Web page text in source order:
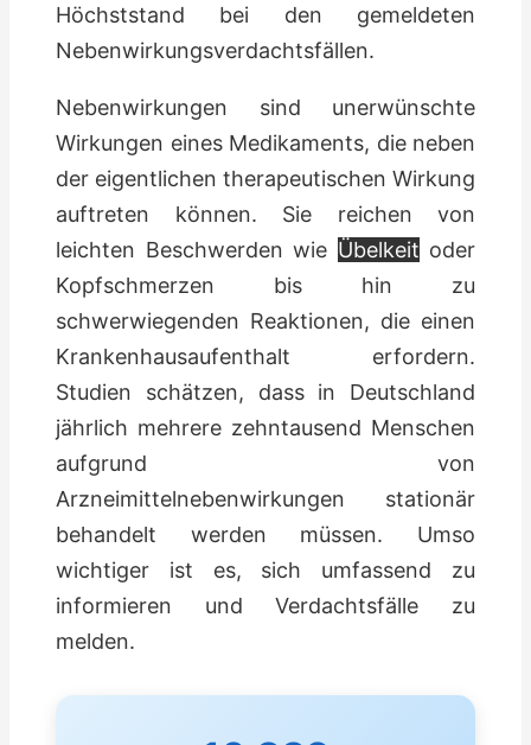
Höchststand bei den gemeldeten
Nebenwirkungsverdachtsfällen.
Nebenwirkungen sind unerwünschte
Wirkungen eines Medikaments, die neben
der eigentlichen therapeutischen Wirkung
auftreten können. Sie reichen von
leichten Beschwerden wie Übelkeit oder
Kopfschmerzen bis hin zu
schwerwiegenden Reaktionen, die einen
Krankenhausaufenthalt erfordern.
Studien schätzen, dass in Deutschland
jährlich mehrere zehntausend Menschen
aufgrund von
Arzneimittelnebenwirkungen stationär
behandelt werden müssen. Umso
wichtiger ist es, sich umfassend zu
informieren und Verdachtsfälle zu
melden.